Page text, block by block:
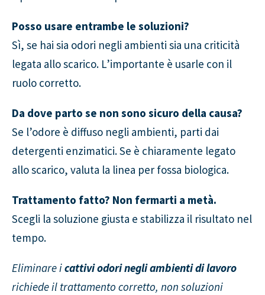
Posso usare entrambe le soluzioni?
Sì, se hai sia odori negli ambienti sia una criticità
legata allo scarico. L’importante è usarle con il
ruolo corretto.
Da dove parto se non sono sicuro della causa?
Se l’odore è diffuso negli ambienti, parti dai
detergenti enzimatici. Se è chiaramente legato
allo scarico, valuta la linea per fossa biologica.
Trattamento fatto? Non fermarti a metà.
Scegli la soluzione giusta e stabilizza il risultato nel
tempo.
Eliminare icattivi odori negli ambienti di lavoro
richiede il trattamento corretto, non soluzioni